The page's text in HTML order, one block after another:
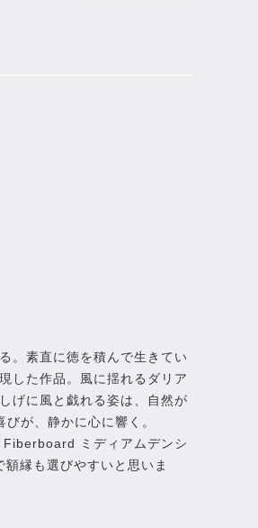
。素直に徳を積んで生きてい
した作品。風に揺れるダリア
げに風と戯れる姿は、自然が
が、静かに心に響く。
ミディアムデンシ
縁も選びやすいと思いま